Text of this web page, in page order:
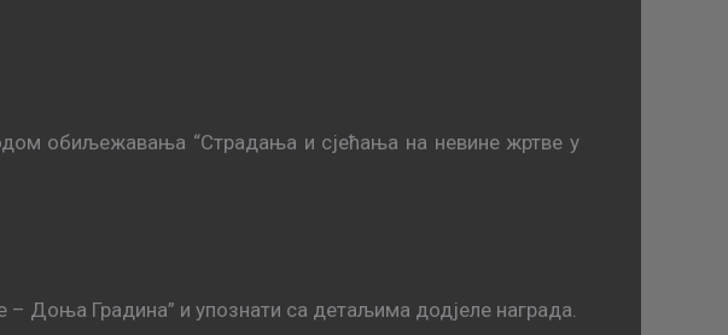
обиљежавања “Страдања и сјећања на невине жртве у
Доња Градина” и упознати са детаљима додјеле награда.